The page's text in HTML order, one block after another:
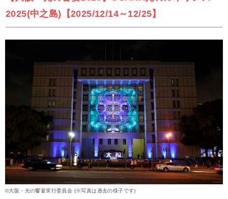
2025(中之島)【2025/12/14～12/25】
©大阪・光の饗宴実行委員会 (※写真は過去の様子です)